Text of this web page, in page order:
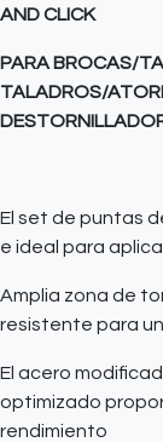
AND CLICK
PARA BROCAS/
TALADROS/
El set de puntas
e ideal para
Amplia zona de
resistente para
El acero
optimizado
rendimiento